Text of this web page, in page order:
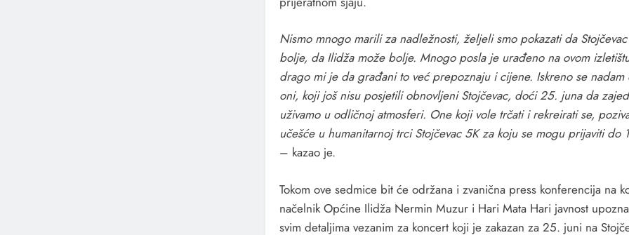
Nismo mnogo marili za nadležnosti, željeli smo pokazati da
bolje, da Ilidža može bolje. Mnogo posla je urađeno na ovom
drago mi je da građani to već prepoznaju i cijene. Iskreno se nadam
oni, koji još nisu posjetili obnovljeni Stojčevac, doći 25. juna da
uživamo u odličnoj atmosferi. One koji vole trčati i rekreirati se,
učešće u humanitarnoj trci Stojčevac 5K za koju se mogu prijaviti do
– kazao je.
Tokom ove sedmice bit će održana i zvanična press konferencija na
načelnik Općine Ilidža Nermin Muzur i Hari Mata Hari javnost
svim detaljima vezanim za koncert koji je zakazan za 25. juni na